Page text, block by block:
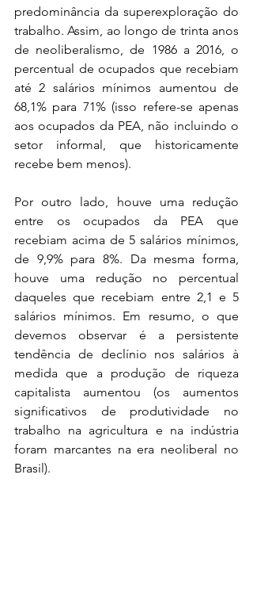
predominância da superexploração do
trabalho. Assim, ao longo de trinta anos
de neoliberalismo, de 1986 a 2016, o
percentual de ocupados que recebiam
até 2 salários mínimos aumentou de
68,1% para 71% (isso refere-se apenas
aos ocupados da PEA, não incluindo o
setor informal, que historicamente
recebe bem menos).
Por outro lado, houve uma redução
entre os ocupados da PEA que
recebiam acima de 5 salários mínimos,
de 9,9% para 8%. Da mesma forma,
houve uma redução no percentual
daqueles que recebiam entre 2,1 e 5
salários mínimos. Em resumo, o que
devemos observar é a persistente
tendência de declínio nos salários à
medida que a produção de riqueza
capitalista aumentou (os aumentos
significativos de produtividade no
trabalho na agricultura e na indústria
foram marcantes na era neoliberal no
Brasil).